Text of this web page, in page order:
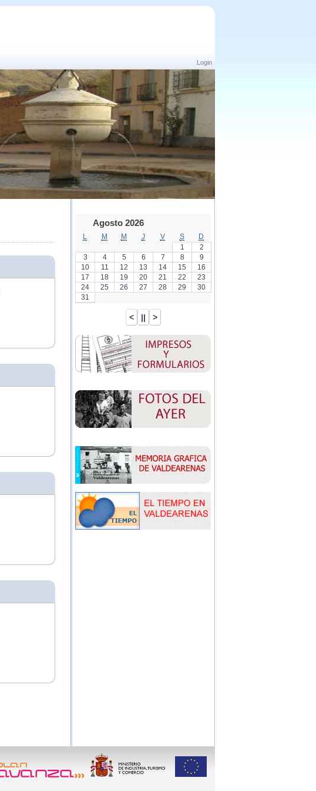
Login
Agosto 2026
M M J V S
D
1
2
3
4 5 6 7 8
9
10
11 12 13 14 15
16
17
18 19 20 21 22
23
24
25 26 27 28 29
30
31